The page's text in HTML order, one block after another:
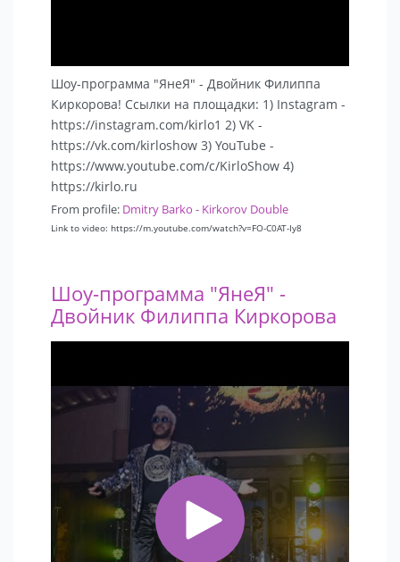
Шоу-программа "ЯнеЯ" - Двойник Филиппа
Киркорова! Ссылки на площадки: 1) Instagram -
https://instagram.com/kirlo1 2) VK -
https://vk.com/kirloshow 3) YouTube -
https://www.youtube.com/c/KirloShow 4)
https://kirlo.ru
From profile: Dmitry Barko - Kirkorov Double
Link to video: https://m.youtube.com/watch?v=FO-C0AT-Iy8
Шоу-программа "ЯнеЯ" -
Двойник Филиппа Киркорова